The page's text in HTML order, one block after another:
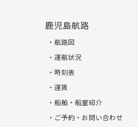
鹿児島航路
航路図
運航状況
時刻表
運賃
船舶・船室紹介
ご予約・お問い合わせ